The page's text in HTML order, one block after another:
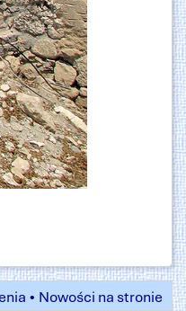
• Nowości na stronie